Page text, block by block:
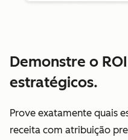
Demonstre o
estratégicos.
Prove exatamente quais
receita com atribuição